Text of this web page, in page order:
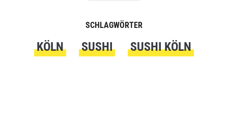
SCHLAGWÖRTER
KÖLN SUSHI SUSHI KÖLN